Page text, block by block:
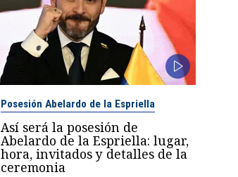
Posesión Abelardo de la Espriella
Así será la posesión de
Abelardo de la Espriella: lugar,
hora, invitados y detalles de la
ceremonia